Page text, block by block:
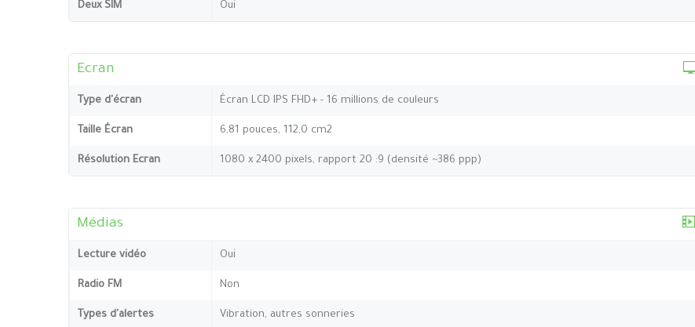
Deux SIM Oui
Ecran
Type d'écran Écran LCD IPS FHD+ - 16 millions de couleurs
Taille Écran 6,81 pouces, 112,0 cm2
Résolution Ecran 1080 x 2400 pixels, rapport 20 :9 (densité ~386 ppp)
Médias
Lecture vidéo Oui
Radio FM Non
Types d'alertes Vibration, autres sonneries